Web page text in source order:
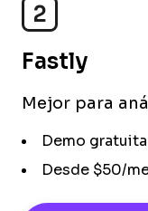
2
Fastly
Mejor para
Demo
Desde $50/